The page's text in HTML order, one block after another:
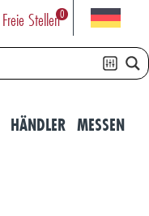
Freie Stellen0
HÄNDLER MESSEN